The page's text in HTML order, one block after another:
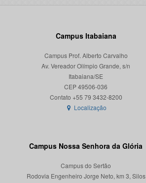
Campus Itabaiana
Campus Prof. Alberto Carvalho
Av. Vereador Olímpio Grande, s/n
Itabaiana/SE
CEP 49506-036
Localização
Campus Nossa Senhora da Glória
Campus do Sertão
Rodovia Engenheiro Jorge Neto, km 3, Silos